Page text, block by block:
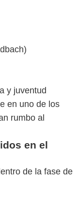
y juventud
en uno de los
rumbo al
en el
de la fase de